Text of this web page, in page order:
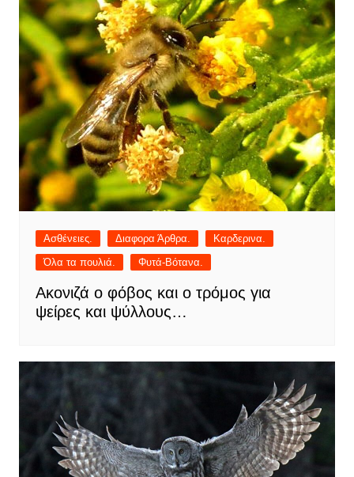
Ασθένειες. Διαφορα Άρθρα.
Καρδερινα.
Όλα τα πουλιά.
Φυτά-Βότανα.
Ακονιζά ο φόβος και ο τρόμος για
ψείρες και ψύλλους…